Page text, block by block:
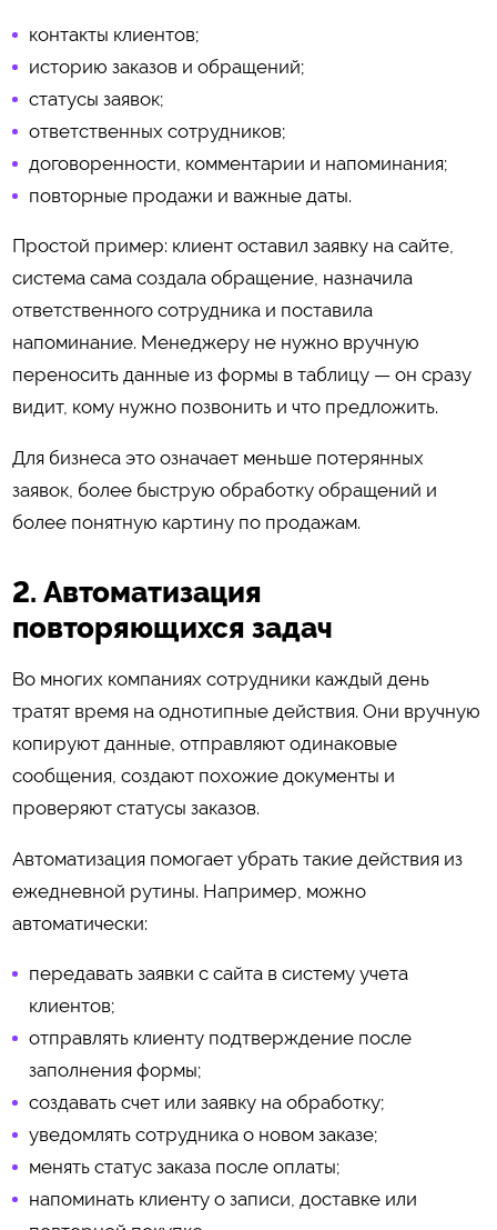
контакты клиентов;
историю заказов и обращений;
статусы заявок;
ответственных сотрудников;
договоренности, комментарии и напоминания;
повторные продажи и важные даты.
Простой пример: клиент оставил заявку на сайте,
система сама создала обращение, назначила
ответственного сотрудника и поставила
напоминание. Менеджеру не нужно вручную
переносить данные из формы в таблицу — он сразу
видит, кому нужно позвонить и что предложить.
Для бизнеса это означает меньше потерянных
заявок, более быструю обработку обращений и
более понятную картину по продажам.
2. Автоматизация
повторяющихся задач
Во многих компаниях сотрудники каждый день
тратят время на однотипные действия. Они вручную
копируют данные, отправляют одинаковые
сообщения, создают похожие документы и
проверяют статусы заказов.
Автоматизация помогает убрать такие действия из
ежедневной рутины. Например, можно
автоматически:
передавать заявки с сайта в систему учета
клиентов;
отправлять клиенту подтверждение после
заполнения формы;
создавать счет или заявку на обработку;
уведомлять сотрудника о новом заказе;
менять статус заказа после оплаты;
напоминать клиенту о записи, доставке или